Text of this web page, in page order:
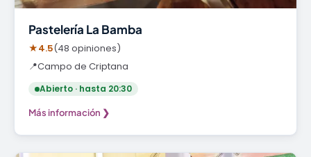
Pastelería La Bamba
★4.5(48 opiniones)
📍Campo de Criptana
Abierto · hasta 20:30
Más información ❯